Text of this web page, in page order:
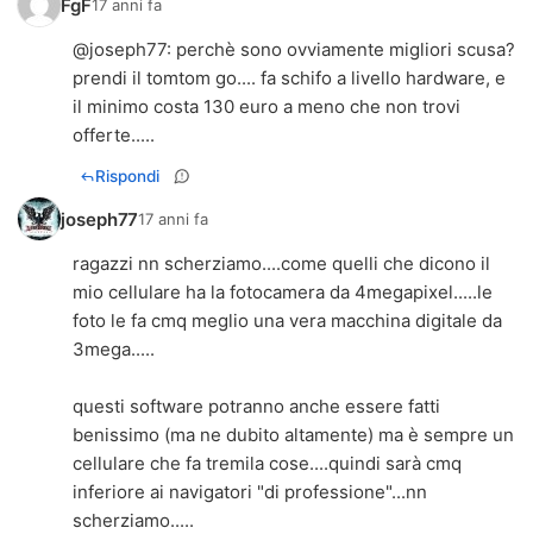
FgF17 anni fa
@joseph77: perchè sono ovviamente migliori scusa?
prendi il tomtom go.... fa schifo a livello hardware, e
il minimo costa 130 euro a meno che non trovi
offerte.....
Rispondi
joseph7717 anni fa
ragazzi nn scherziamo....come quelli che dicono il
mio cellulare ha la fotocamera da 4megapixel.....le
foto le fa cmq meglio una vera macchina digitale da
3mega.....
questi software potranno anche essere fatti
benissimo (ma ne dubito altamente) ma è sempre un
cellulare che fa tremila cose....quindi sarà cmq
inferiore ai navigatori "di professione"...nn
scherziamo.....